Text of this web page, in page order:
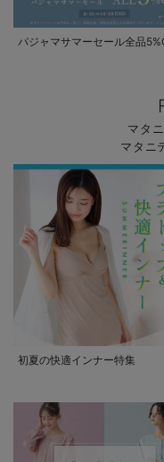
パジャマサマーセール全品
マタ
マタニ
初夏の快適インナー特集